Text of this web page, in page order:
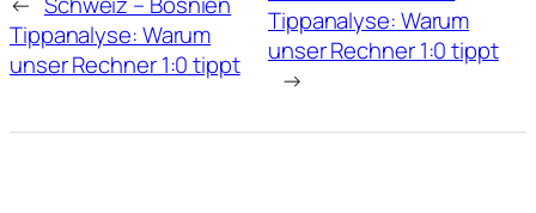
Tippanalyse: Warum
unser Rechner 1:0 tippt
Tippanalyse: Warum
unser Rechner 1:0 tippt
→